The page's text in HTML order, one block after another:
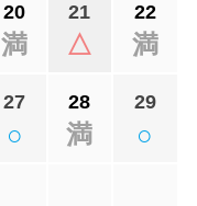
20
満
21
△
22
満
27
○
28
満
29
○